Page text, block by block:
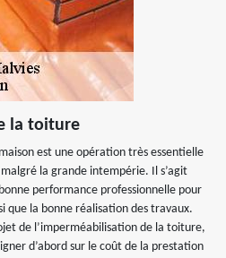
la toiture
est une opération très essentielle
la grande intempérie. Il s’agit
performance professionnelle pour
que la bonne réalisation des travaux.
de l’imperméabilisation de la toiture,
d’abord sur le coût de la prestation